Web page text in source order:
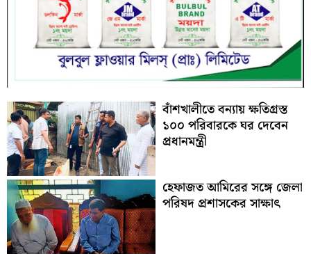
বাঁশখালীতে বন্যায় ক্ষতিগ্রস্ত
১০০ পরিবারকে ঘর দেবেন
প্রধানমন্ত্রী
হেফাজত আমিরের সঙ্গে জেলা
পরিষদ প্রশাসকের সাক্ষাৎ